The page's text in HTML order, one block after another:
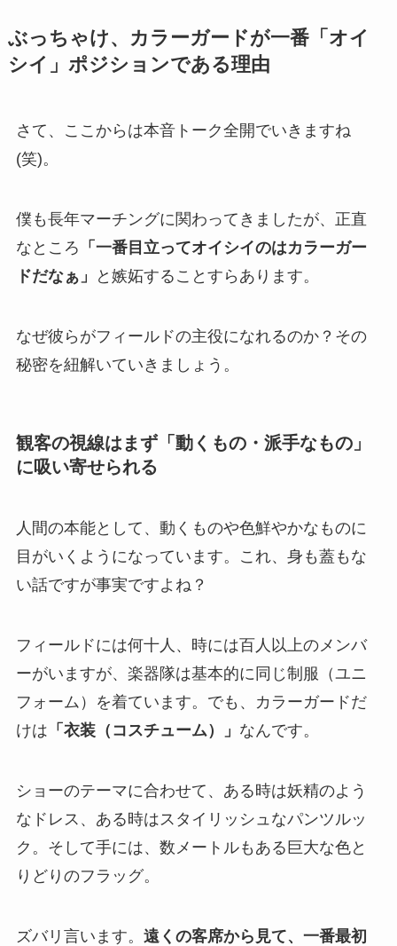
ぶっちゃけ、カラーガードが一番「オイ
シイ」ポジションである理由
さて、ここからは本音トーク全開でいきますね
(笑)。
僕も長年マーチングに関わってきましたが、正直
なところ 「一番目立ってオイシイのはカラーガー
ドだなぁ」
と嫉妬することすらあります。
なぜ彼らがフィールドの主役になれるのか？その
秘密を紐解いていきましょう。
観客の視線はまず「動くもの・派手なもの」
に吸い寄せられる
人間の本能として、動くものや色鮮やかなものに
目がいくようになっています。これ、身も蓋もな
い話ですが事実ですよね？
フィールドには何十人、時には百人以上のメンバ
ーがいますが、楽器隊は基本的に同じ制服（ユニ
フォーム）を着ています。でも、カラーガードだ
けは 「衣装（コスチューム）」 なんです。
ショーのテーマに合わせて、ある時は妖精のよう
なドレス、ある時はスタイリッシュなパンツルッ
ク。そして手には、数メートルもある巨大な色と
りどりのフラッグ。
ズバリ言います。 遠くの客席から見て、一番最初